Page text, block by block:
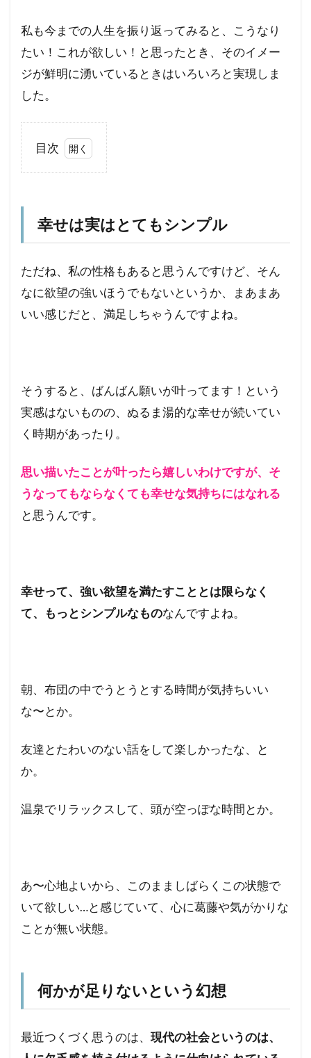
私も今までの人生を振り返ってみると、こうなり
たい！これが欲しい！と思ったとき、そのイメー
ジが鮮明に湧いているときはいろいろと実現しま
した。
目次
実
は
て
も
シ
ン
何
が
足
い
と
い
う
幸せは実はとてもシンプル
ただね、私の性格もあると思うんですけど、そん
なに欲望の強いほうでもないというか、まあまあ
いい感じだと、満足しちゃうんですよね。
そうすると、ばんばん願いが叶ってます！という
実感はないものの、ぬるま湯的な幸せが続いてい
く時期があったり。
思い描いたことが叶ったら嬉しいわけですが、そ
うなってもならなくても幸せな気持ちにはなれる
と思うんです。
幸せって、強い欲望を満たすこととは限らなく
て、もっとシンプルなものなんですよね。
朝、布団の中でうとうとする時間が気持ちいい
な〜とか。
友達とたわいのない話をして楽しかったな、と
か。
温泉でリラックスして、頭が空っぽな時間とか。
あ〜心地よいから、このまましばらくこの状態で
いて欲しい…と感じていて、心に葛藤や気がかりな
ことが無い状態。
何かが足りないという幻想
最近つくづく思うのは、 現代の社会というのは、